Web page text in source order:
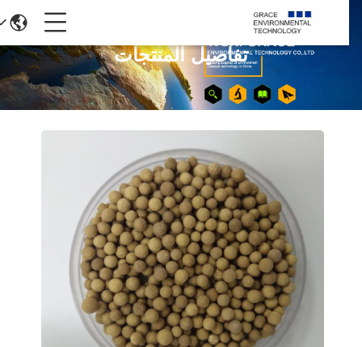
تفاصيل المنتجات